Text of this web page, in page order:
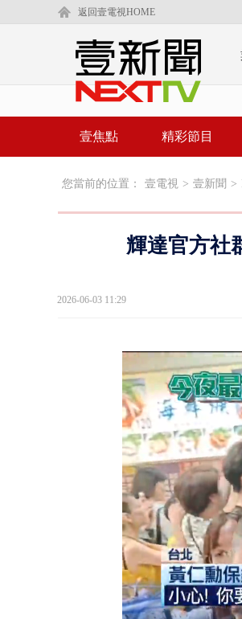
返回壹電視HOME
壹焦點 精彩節目
您當前的位置： 壹電視 > 壹新聞 >
輝達官方社
2026-06-03 11:29